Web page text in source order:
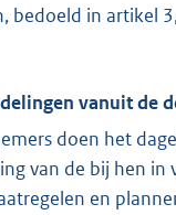
bedoeld in artikel
vanuit de
doen het
van de bij hen in
en